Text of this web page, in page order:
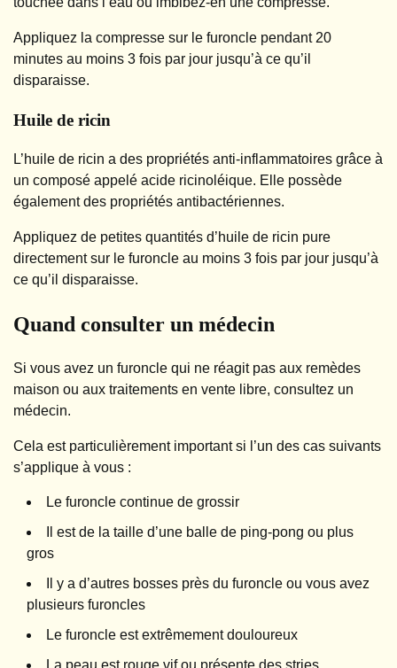
Appliquez la compresse sur le furoncle pendant 20
minutes au moins 3 fois par jour jusqu’à ce qu’il
disparaisse.
Huile de ricin
L’huile de ricin a des propriétés anti-inflammatoires grâce à
un composé appelé acide ricinoléique. Elle possède
également des propriétés antibactériennes.
Appliquez de petites quantités d’huile de ricin pure
directement sur le furoncle au moins 3 fois par jour jusqu’à
ce qu’il disparaisse.
Quand consulter un médecin
Si vous avez un furoncle qui ne réagit pas aux remèdes
maison ou aux traitements en vente libre, consultez un
médecin.
Cela est particulièrement important si l’un des cas suivants
s’applique à vous :
Le furoncle continue de grossir
Il est de la taille d’une balle de ping-pong ou plus
gros
Il y a d’autres bosses près du furoncle ou vous avez
plusieurs furoncles
Le furoncle est extrêmement douloureux